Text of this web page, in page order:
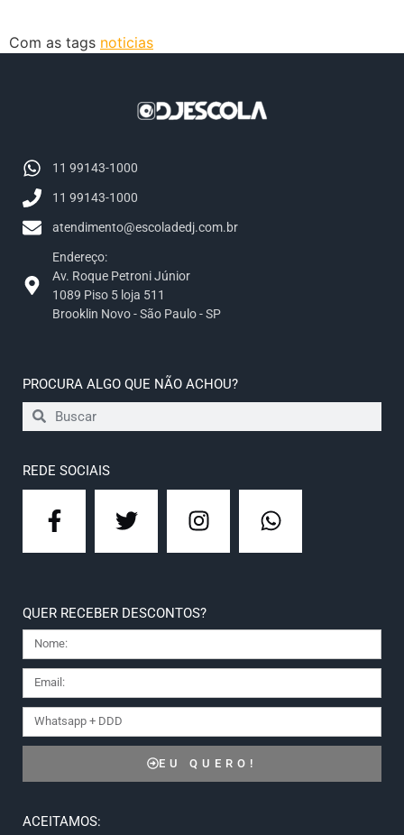
Com as tags noticias
11 99143-1000
11 99143-1000
atendimento@escoladedj.com.br
Endereço:
Av. Roque Petroni Júnior
1089 Piso 5 loja 511
Brooklin Novo - São Paulo - SP
PROCURA ALGO QUE NÃO ACHOU?​
REDE SOCIAIS
QUER RECEBER DESCONTOS?
EU QUERO!
ACEITAMOS: